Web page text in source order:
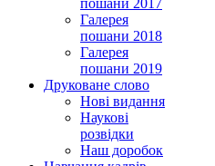
пошани 2017
Галерея
пошани 2018
Галерея
пошани 2019
Друковане слово
Нові видання
Наукові
розвідки
Наш доробок